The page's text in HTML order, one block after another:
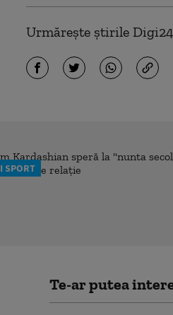
Urmărește știrile
SPORT
Te-ar putea